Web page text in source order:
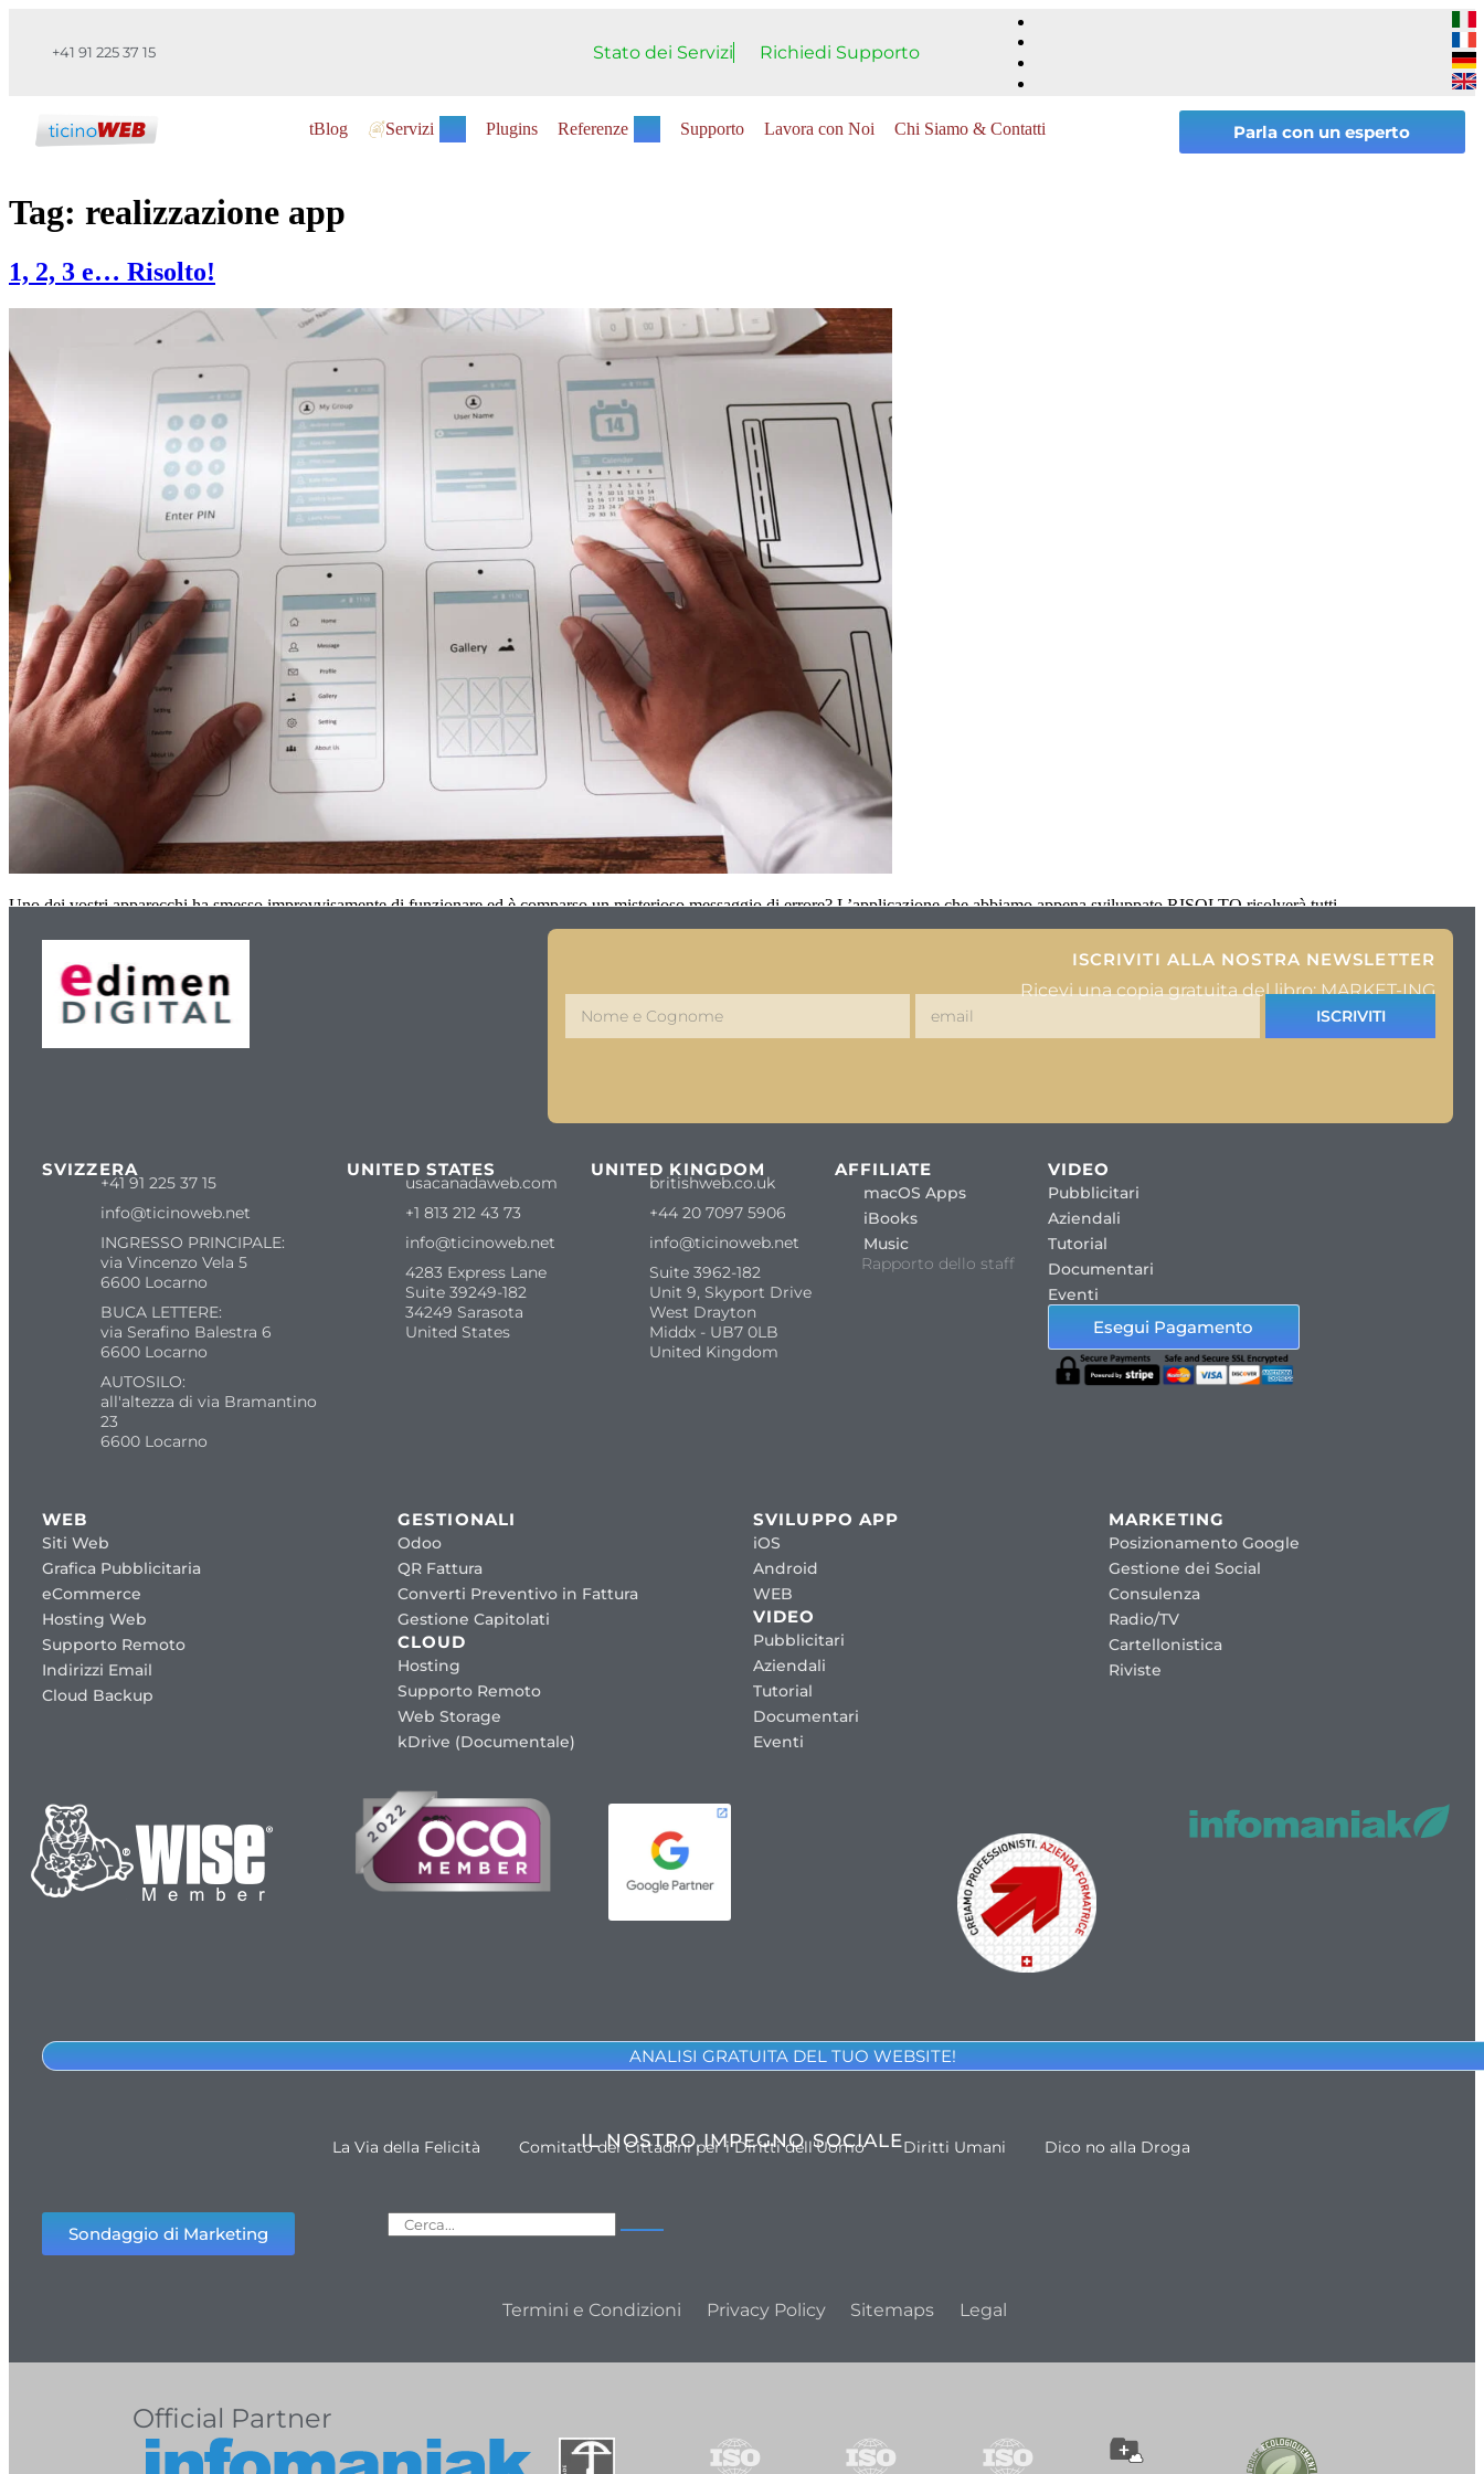
+41 91 225 37 15 Stato dei Servizi Richiedi Supporto
tBlog Servizi Plugins Referenze Supporto Lavora con Noi Chi Siamo & Contatti Parla con un esperto
Tag: realizzazione app
1, 2, 3 e… Risolto!
Uno dei vostri apparecchi ha smesso improvvisamente di funzionare ed è comparso un misterioso messaggio di errore? L’applicazione che abbiamo appena sviluppato RISOLTO risolverà tutti
ISCRIVITI ALLA NOSTRA NEWSLETTER
Ricevi una copia gratuita del libro: MARKET-ING
ISCRIVITI
SVIZZERA
+41 91 225 37 15
info@ticinoweb.net
INGRESSO PRINCIPALE:
via Vincenzo Vela 5
6600 Locarno
BUCA LETTERE:
via Serafino Balestra 6
6600 Locarno
AUTOSILO:
all'altezza di via Bramantino
23
6600 Locarno
UNITED STATES
usacanadaweb.com
+1 813 212 43 73
info@ticinoweb.net
4283 Express Lane
Suite 39249-182
34249 Sarasota
United States
UNITED KINGDOM
britishweb.co.uk
+44 20 7097 5906
info@ticinoweb.net
Suite 3962-182
Unit 9, Skyport Drive
West Drayton
Middx - UB7 0LB
United Kingdom
AFFILIATE
macOS Apps
iBooks
Music
Rapporto dello staff
VIDEO
Pubblicitari
Aziendali
Tutorial
Documentari
Eventi
Esegui Pagamento
WEB
Siti Web
Grafica Pubblicitaria
eCommerce
Hosting Web
Supporto Remoto
Indirizzi Email
Cloud Backup
GESTIONALI
Odoo
QR Fattura
Converti Preventivo in Fattura
Gestione Capitolati
CLOUD
Hosting
Supporto Remoto
Web Storage
kDrive (Documentale)
SVILUPPO APP
iOS
Android
WEB
VIDEO
Pubblicitari
Aziendali
Tutorial
Documentari
Eventi
MARKETING
Posizionamento Google
Gestione dei Social
Consulenza
Radio/TV
Cartellonistica
Riviste
ANALISI GRATUITA DEL TUO WEBSITE!
IL NOSTRO IMPEGNO SOCIALE
La Via della Felicità Comitato dei Cittadini per i Diritti dell'Uomo Diritti Umani Dico no alla Droga
Sondaggio di Marketing
Termini e Condizioni Privacy Policy Sitemaps Legal
Official Partner